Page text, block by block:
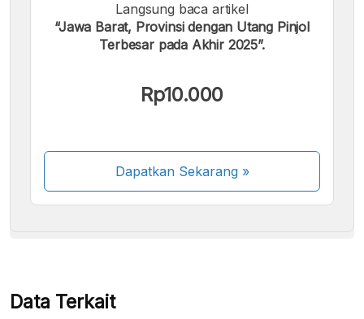
Langsung baca artikel
“Jawa Barat, Provinsi dengan Utang Pinjol
Terbesar pada Akhir 2025”.
Rp10.000
Dapatkan Sekarang»
Beberapa metode pembayaran masih dalam
Data Terkait